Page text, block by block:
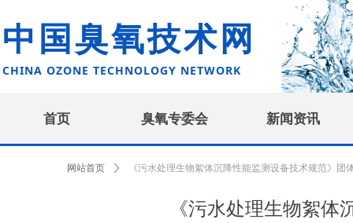
中国臭氧技术网
CHINA OZONE TECHNOLOGY NETWORK
首页 臭氧专委会 新闻资讯
《污水处理生物絮
网站首页 ꄲ 《污水处理生物絮体沉降性能监测设备技术规范》团